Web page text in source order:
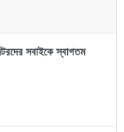
সবাইকে স্বাগতম